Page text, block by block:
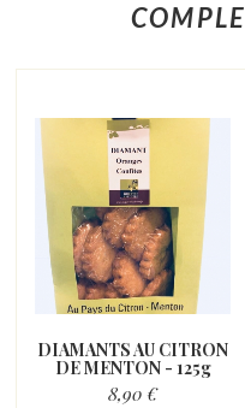
DIAMANTS AU CITRON
DE MENTON - 125g
8,90 €